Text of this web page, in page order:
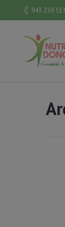
943 259